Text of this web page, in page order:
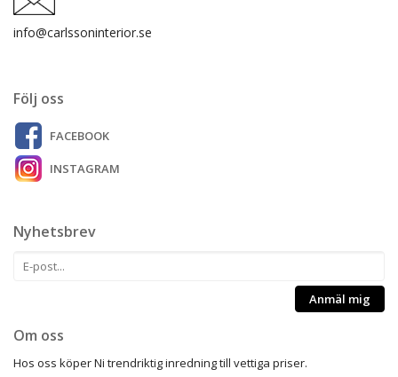
info@carlssoninterior.se
Följ oss
FACEBOOK
INSTAGRAM
Nyhetsbrev
Anmäl mig
Om oss
Hos oss köper Ni trendriktig inredning till vettiga priser.